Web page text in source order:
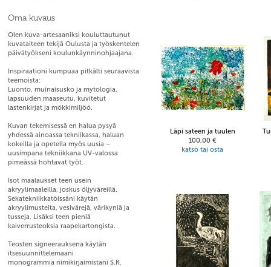
Oma kuvaus
Olen kuva-artesaaniksi kouluttautunut
kuvataiteen tekijä Oulusta ja työskentelen
päivätyökseni koulunkäynninohjaajana.
Inspiraationi kumpuaa pitkälti seuraavista
teemoista:
Luonto, muinaisusko ja mytologia,
lapsuuden maaseutu, kuvitetut
lastenkirjat ja mökkimiljöö.
Kuvan tekemisessä en halua pysyä
yhdessä ainoassa tekniikassa, haluan
kokeilla ja opetella myös uusia –
uusimpana tekniikkana UV-valossa
pimeässä hohtavat työt.
Isot maalaukset teen usein
akryylimaaleilla, joskus öljyväreillä.
Sekatekniikkatöissäni käytän
akryylimusteita, vesivärejä, värikyniä ja
tusseja. Lisäksi teen pieniä
kaiverrusteoksia raapekartongista.
Teosten signeerauksena käytän
itsesuunnittelemaani
monogrammia nimikirjaimistani S.K.
Läpi sateen ja tuulen
100,00 €
katso tai osta